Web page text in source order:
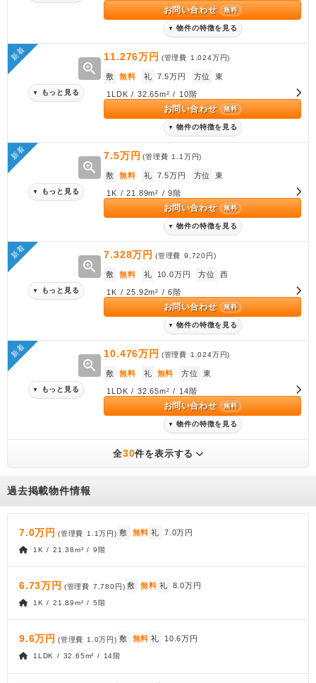
お問い合わせ 無料
▼ 物件の特徴を見る
新着
zoom_in
▼ もっと見る
11.276万円 (管理費 1.024万円)
敷 無料 礼 7.5万円 方位 東
1LDK / 32.65m² / 10階
お問い合わせ 無料
▼ 物件の特徴を見る
新着
zoom_in
▼ もっと見る
7.5万円 (管理費 1.1万円)
敷 無料 礼 7.5万円 方位 東
1K / 21.89m² / 9階
お問い合わせ 無料
▼ 物件の特徴を見る
新着
zoom_in
▼ もっと見る
7.328万円 (管理費 9,720円)
敷 無料 礼 10.0万円 方位 西
1K / 25.92m² / 6階
お問い合わせ 無料
▼ 物件の特徴を見る
新着
zoom_in
▼ もっと見る
10.476万円 (管理費 1.024万円)
敷 無料 礼 無料 方位 東
1LDK / 32.65m² / 14階
お問い合わせ 無料
▼ 物件の特徴を見る
全30件を表示する
過去掲載物件情報
7.0万円 (管理費 1.1万円) 敷 無料 礼 7.0万円
1K / 21.38m² / 9階
6.73万円 (管理費 7,780円) 敷 無料 礼 8.0万円
1K / 21.89m² / 5階
9.6万円 (管理費 1.0万円) 敷 無料 礼 10.6万円
1LDK / 32.65m² / 14階